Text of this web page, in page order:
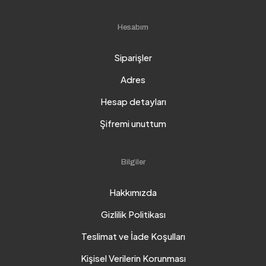
Hesabım
Siparişler
Adres
Hesap detayları
Şifremi unuttum
Bilgiler
Hakkımızda
Gizlilik Politikası
Teslimat ve İade Koşulları
Kişisel Verilerin Korunması